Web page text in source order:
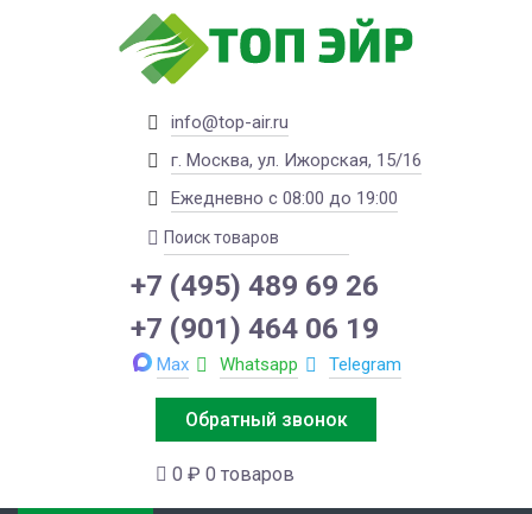
info@top-air.ru
г. Москва, ул. Ижорская, 15/16
Ежедневно с 08:00 до 19:00
+7 (495) 489 69 26
+7 (901) 464 06 19
Max Whatsapp Telegram
Обратный звонок
0 ₽ 0 товаров